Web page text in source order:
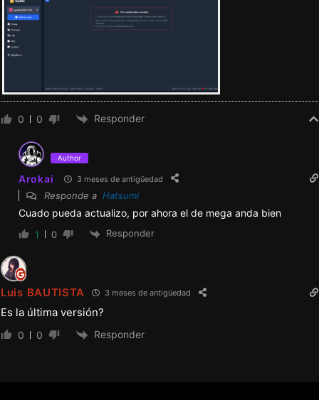
0 0 Responder
Author
Arokai 3 meses de antigüedad
Responde a Hatsumi
Cuado pueda actualizo, por ahora el de mega anda bien
1 0 Responder
Luis BAUTISTA 3 meses de antigüedad
Es la última versión?
0 0 Responder